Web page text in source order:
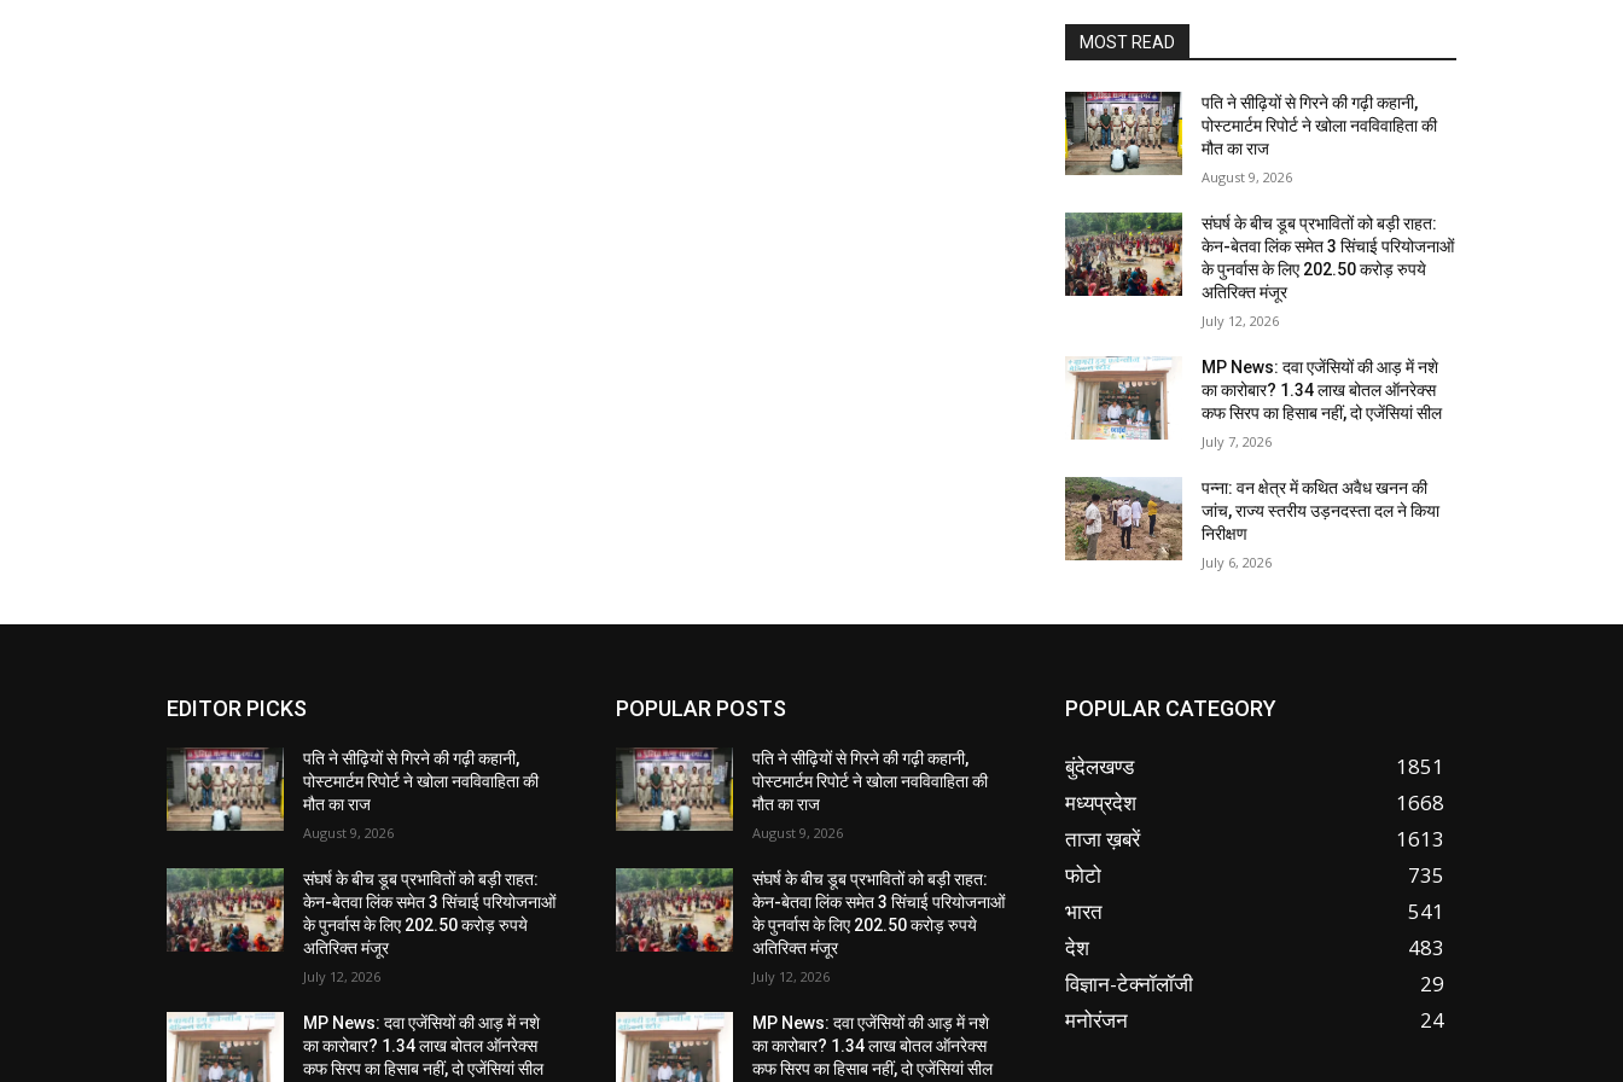
MOST READ
पति ने सीढ़ियों से गिरने की गढ़ी कहानी,
पोस्टमार्टम रिपोर्ट ने खोला नवविवाहिता की
मौत का राज
August 9, 2026
संघर्ष के बीच डूब प्रभावितों को बड़ी राहत:
केन-बेतवा लिंक समेत 3 सिंचाई परियोजनाओं
के पुनर्वास के लिए 202.50 करोड़ रुपये
अतिरिक्त मंजूर
July 12, 2026
MP News: दवा एजेंसियों की आड़ में नशे
का कारोबार? 1.34 लाख बोतल ऑनरेक्स
कफ सिरप का हिसाब नहीं, दो एजेंसियां सील
July 7, 2026
पन्ना: वन क्षेत्र में कथित अवैध खनन की
जांच, राज्य स्तरीय उड़नदस्ता दल ने किया
निरीक्षण
July 6, 2026
EDITOR PICKS
पति ने सीढ़ियों से गिरने की गढ़ी कहानी,
पोस्टमार्टम रिपोर्ट ने खोला नवविवाहिता की
मौत का राज
August 9, 2026
संघर्ष के बीच डूब प्रभावितों को बड़ी राहत:
केन-बेतवा लिंक समेत 3 सिंचाई परियोजनाओं
के पुनर्वास के लिए 202.50 करोड़ रुपये
अतिरिक्त मंजूर
July 12, 2026
MP News: दवा एजेंसियों की आड़ में नशे
का कारोबार? 1.34 लाख बोतल ऑनरेक्स
कफ सिरप का हिसाब नहीं, दो एजेंसियां सील
POPULAR POSTS
पति ने सीढ़ियों से गिरने की गढ़ी कहानी,
पोस्टमार्टम रिपोर्ट ने खोला नवविवाहिता की
मौत का राज
August 9, 2026
संघर्ष के बीच डूब प्रभावितों को बड़ी राहत:
केन-बेतवा लिंक समेत 3 सिंचाई परियोजनाओं
के पुनर्वास के लिए 202.50 करोड़ रुपये
अतिरिक्त मंजूर
July 12, 2026
MP News: दवा एजेंसियों की आड़ में नशे
का कारोबार? 1.34 लाख बोतल ऑनरेक्स
कफ सिरप का हिसाब नहीं, दो एजेंसियां सील
POPULAR CATEGORY
बुंदेलखण्ड
1851
मध्यप्रदेश
1668
ताजा ख़बरें
1613
फोटो
735
भारत
541
देश
483
विज्ञान-टेक्नॉलॉजी
29
मनोरंजन
24